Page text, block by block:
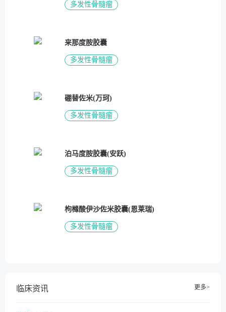
多发性骨髓瘤
来那度胺胶囊
多发性骨髓瘤
硼替佐米(万珂)
多发性骨髓瘤
泊马度胺胶囊(安跃)
多发性骨髓瘤
枸橼酸伊沙佐米胶囊(恩莱瑞)
多发性骨髓瘤
临床资讯 更多>